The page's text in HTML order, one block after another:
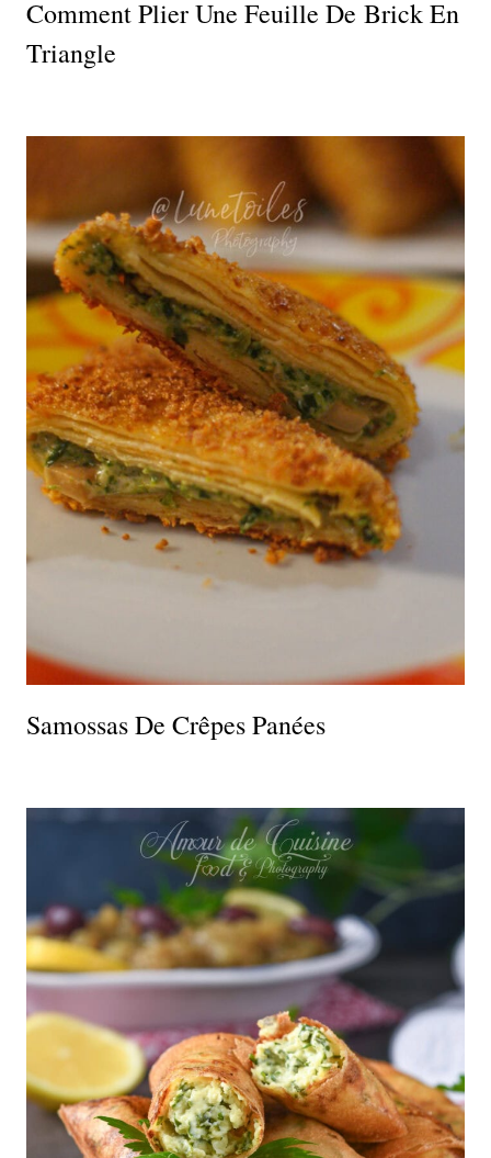
Comment Plier Une Feuille De Brick En
Triangle
Samossas De Crêpes Panées